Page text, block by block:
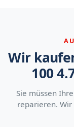
Wir
100
Sie müssen
reparieren.